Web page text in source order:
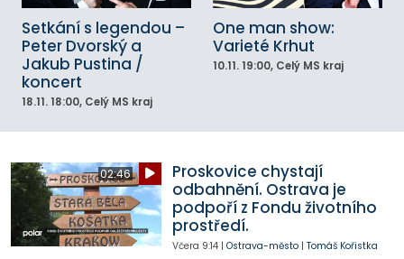
Setkání s legendou –
Peter Dvorský a
Jakub Pustina /
koncert
18.11. 18:00, Celý MS kraj
One man show:
Varieté Krhut
10.11. 19:00, Celý MS kraj
02:46
Proskovice chystají
odbahnění. Ostrava je
podpoří z Fondu životního
prostředí.
Včera 9:14| Ostrava-město| Tomáš Kořistka